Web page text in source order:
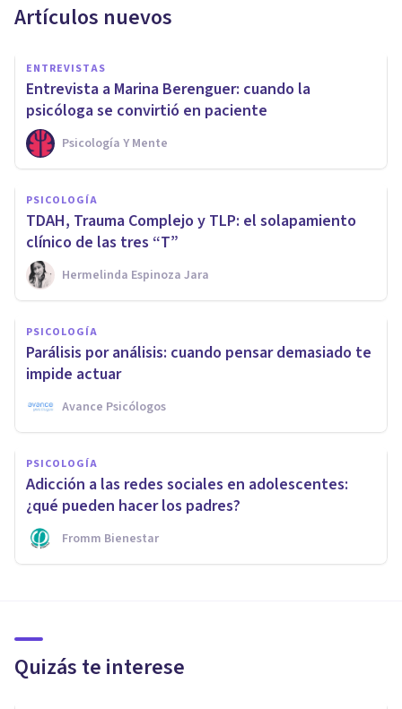
Artículos nuevos
ENTREVISTAS
Entrevista a Marina Berenguer: cuando la
psicóloga se convirtió en paciente
Psicología Y Mente
PSICOLOGÍA
TDAH, Trauma Complejo y TLP: el solapamiento
clínico de las tres “T”
Hermelinda Espinoza Jara
PSICOLOGÍA
Parálisis por análisis: cuando pensar demasiado te
impide actuar
Avance Psicólogos
PSICOLOGÍA
Adicción a las redes sociales en adolescentes:
¿qué pueden hacer los padres?
Fromm Bienestar
Quizás te interese